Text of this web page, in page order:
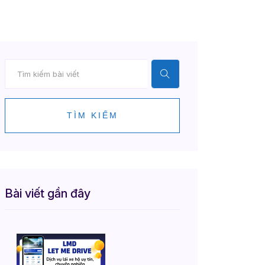
TÌM KIẾM
Bài viết gần đây